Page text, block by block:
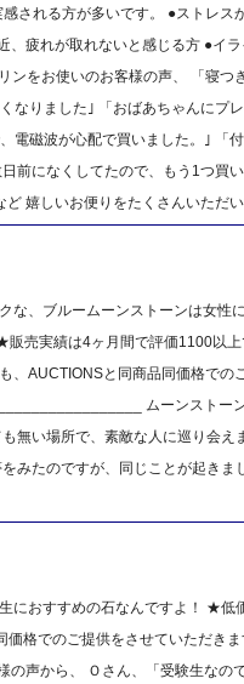
される方が多いです。 ●ストレス
、疲れが取れないと感じる方 ●イラ
ンをお使いのお客様の声、 「寝つ
なりました｣ 「おばあちゃんにプ
電磁波が心配で買いました。｣ 「
前になくしてたので、もう1つ買い
お便りをたくさんいただい
な、ブルームーンストーンは女性
売実績は4ヶ月間で評価1100以上
、AUCTIONSと同商品同価格での
ムーンストー
無い場所で、素敵な人に巡り会え
みたのですが、同じことが起きま
におすすめの石なんですよ！ ★低
格でのご提供をさせていただきま
声から、 Ｏさん、「受験生なので